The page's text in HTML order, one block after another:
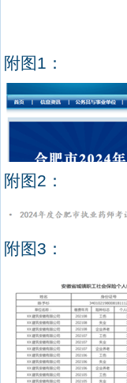
附图1 ：
附图2 ：
附图3 ：